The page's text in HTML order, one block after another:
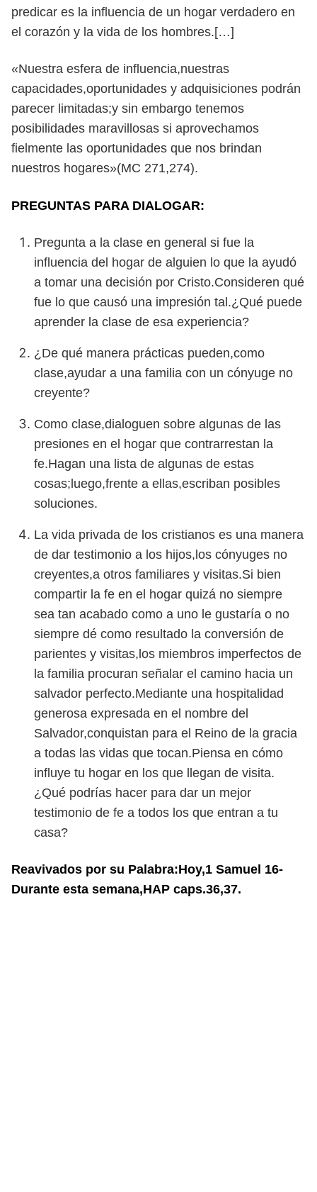
predicar es la influencia de un hogar verdadero en
el corazón y la vida de los hombres.[…]
«Nuestra esfera de influencia,nuestras
capacidades,oportunidades y adquisiciones podrán
parecer limitadas;y sin embargo tenemos
posibilidades maravillosas si aprovechamos
fielmente las oportunidades que nos brindan
nuestros hogares»(MC 271,274).
PREGUNTAS PARA DIALOGAR:
Pregunta a la clase en general si fue la
influencia del hogar de alguien lo que la ayudó
a tomar una decisión por Cristo.Consideren qué
fue lo que causó una impresión tal.¿Qué puede
aprender la clase de esa experiencia?
¿De qué manera prácticas pueden,como
clase,ayudar a una familia con un cónyuge no
creyente?
Como clase,dialoguen sobre algunas de las
presiones en el hogar que contrarrestan la
fe.Hagan una lista de algunas de estas
cosas;luego,frente a ellas,escriban posibles
soluciones.
La vida privada de los cristianos es una manera
de dar testimonio a los hijos,los cónyuges no
creyentes,a otros familiares y visitas.Si bien
compartir la fe en el hogar quizá no siempre
sea tan acabado como a uno le gustaría o no
siempre dé como resultado la conversión de
parientes y visitas,los miembros imperfectos de
la familia procuran señalar el camino hacia un
salvador perfecto.Mediante una hospitalidad
generosa expresada en el nombre del
Salvador,conquistan para el Reino de la gracia
a todas las vidas que tocan.Piensa en cómo
influye tu hogar en los que llegan de visita.
¿Qué podrías hacer para dar un mejor
testimonio de fe a todos los que entran a tu
casa?
Reavivados por su Palabra:Hoy,1 Samuel 16-
Durante esta semana,HAP caps.36,37.